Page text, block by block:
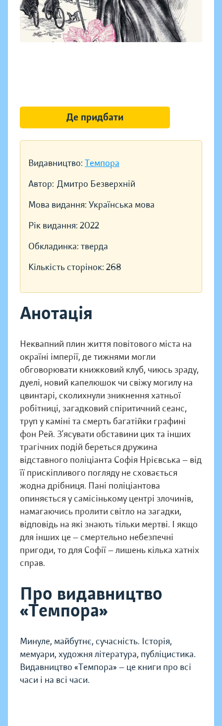
Видавництво: Темпора
Автор: Дмитро Безверхній
Мова видання: Українська мова
Рік видання: 2022
Обкладинка: тверда
Кількість сторінок: 268
Анотація
Неквапний плин життя повітового міста на
окраїні імперії, де тижнями могли
обговорювати книжковий клуб, чиюсь зраду,
дуелі, новий капелюшок чи свіжу могилу на
цвинтарі, сколихнули зникнення хатньої
робітниці, загадковий спіритичний сеанс,
труп у каміні та смерть багатійки графині
фон Рей. З’ясувати обставини цих та інших
трагічних подій береться дружина
відставного поліціанта Софія Нрієвська — від
її прискіпливого погляду не сховається
жодна дрібниця. Пані поліціантова
опиняється у самісінькому центрі злочинів,
намагаючись пролити світло на загадки,
відповідь на які знають тільки мертві. І якщо
для інших це — смертельно небезпечні
пригоди, то для Софії — лишень кілька хатніх
справ.
Про видавництво
«Темпора»
Минуле, майбутнє, сучасність. Історія,
мемуари, художня література, публіцистика.
Видавництво «Темпора» — це книги про всі
часи і на всі часи.
Де придбати